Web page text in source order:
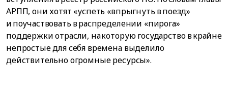
АРПП, они хотят «успеть «впрыгнуть в поезд»
и поучаствовать в распределении «пирога»
поддержки отрасли, на которую государство в крайне
непростые для себя времена выделило
действительно огромные ресурсы».